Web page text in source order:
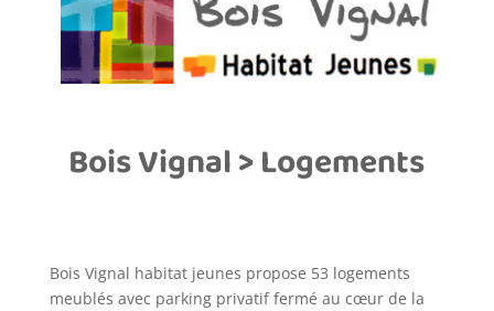
Bois Vignal > Logements
Bois Vignal habitat jeunes propose 53 logements
meublés avec parking privatif fermé au cœur de la